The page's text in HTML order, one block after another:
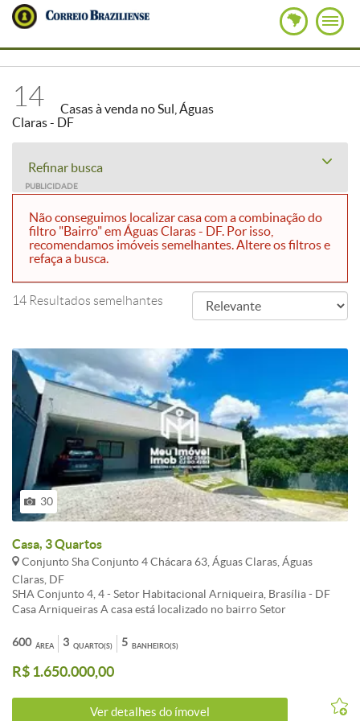
14
Casas à venda no Sul, Águas
Claras - DF
Refinar busca
PUBLICIDADE
Não conseguimos localizar casa com a combinação do
filtro "Bairro" em Águas Claras - DF. Por isso,
recomendamos imóveis semelhantes. Altere os filtros e
refaça a busca.
14 Resultados semelhantes
30
Casa, 3 Quartos
Conjunto Sha Conjunto 4 Chácara 63, Águas Claras, Águas
Claras, DF
SHA Conjunto 4, 4 - Setor Habitacional Arniqueira, Brasília - DF
Casa Arniqueiras A casa está localizado no bairro Setor
construída , com 3 quartos sendo 3 suites , sala e cozinha americana
na parte térrea e no subsolo. Espaco gourmet com ótima área ,
lavanderia e um banheiro para suporte ao lazer . Acabamento todo
muito funcional sendo toda parte de cômodos térrea e o lazer no
subsolo onde foi aproveitado o terreno com desnível . Localização
ÁREA
600 QUARTO(S)
3 BANHEIRO(S)
5
R$ 1.650.000,00
Ver detalhes do ímovel